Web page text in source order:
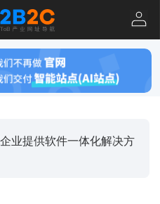
业提供软件一体化解决方